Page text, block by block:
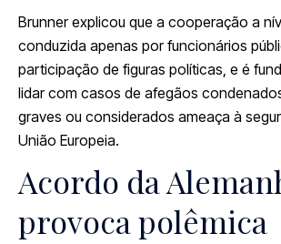
Brunner explicou que a cooperação a
conduzida apenas por funcionários
participação de figuras políticas, e é
lidar com casos de afegãos
graves ou considerados ameaça à
União Europeia.
Acordo da
provoca polêmica